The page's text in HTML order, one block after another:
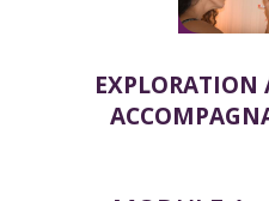
EXPLORATION